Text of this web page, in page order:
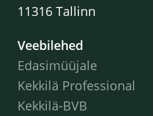
11316 Tallinn
Veebilehed
Edasimüüjale
Kekkilä Professional
Kekkilä-BVB